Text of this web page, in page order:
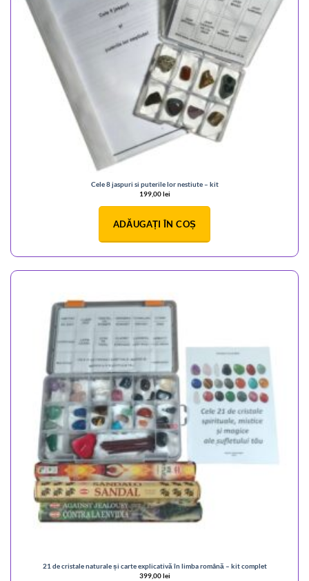
Cele 8 jaspuri si puterile lor nestiute – kit
199,00lei
ADĂUGAȚI ÎN COȘ
21 de cristale naturale și carte explicativă în limba română – kit complet
399,00lei